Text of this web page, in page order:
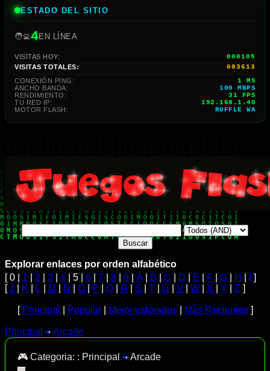
ESTADO DEL SITIO
🧑‍💻4EN LÍNEA
VISITAS HOY:
000105
VISITAS TOTALES:
003613
CONEXIÓN PING:
1 MS
ANCHO BANDA:
100 MBPS
RENDIMIENTO:
29 FPS
TU RED IP:
192.168.1.40
MOTOR FLASH:
RUFFLE WA
Explorar enlaces por orden alfabético
[ 0 | 1 2 3 4 | 5 | 6 7 8 9 A B C D E F G H
]
[J K L M N O P Q R S T U V W X Y Z ]
[ Principal Popular| Mejor valorados| Más Recientes]
Principal Arcade
🎮 Categoria: : Principal Arcade